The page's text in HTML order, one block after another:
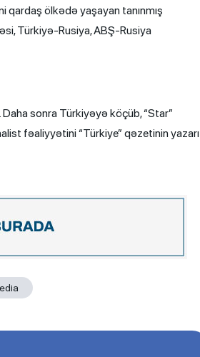
qardaş ölkədə yaşayan tanınmış
Türkiyə-Rusiya, ABŞ-Rusiya
Daha sonra Türkiyəyə köçüb, “Star”
fəaliyyətini “Türkiye” qəzetinin yazarı